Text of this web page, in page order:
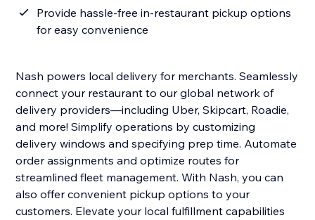
Provide hassle-free in-restaurant pickup options
for easy convenience
Nash powers local delivery for merchants. Seamlessly
connect your restaurant to our global network of
delivery providers—including Uber, Skipcart, Roadie,
and more! Simplify operations by customizing
delivery windows and specifying prep time. Automate
order assignments and optimize routes for
streamlined fleet management. With Nash, you can
also offer convenient pickup options to your
customers. Elevate your local fulfillment capabilities